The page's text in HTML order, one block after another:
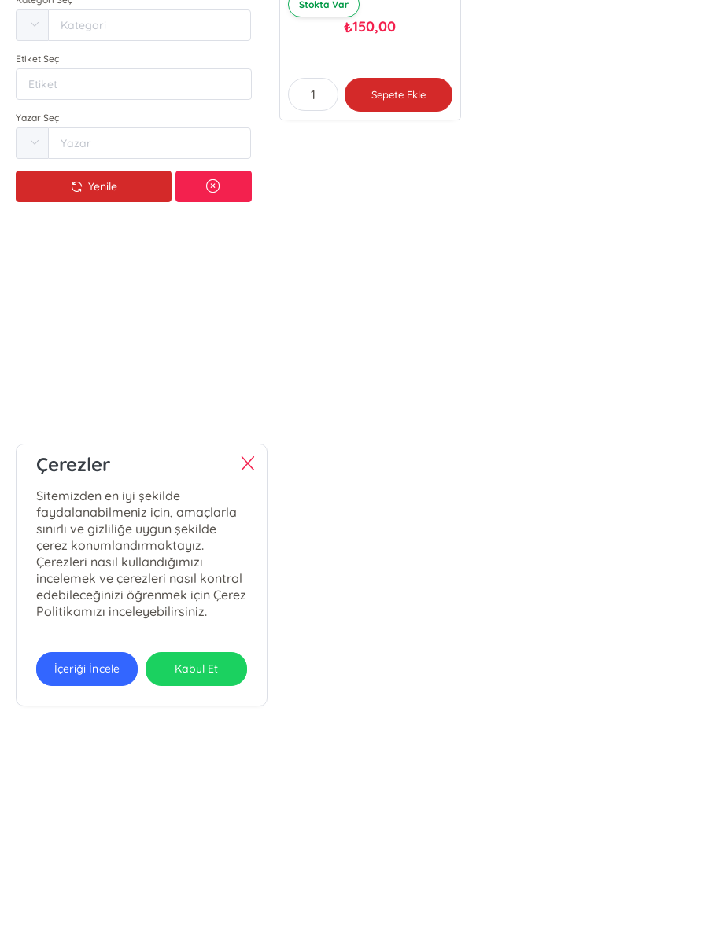
Etiket Seç
Yazar Seç
Yenile
Stokta Var
₺150,00
Sepete Ekle
Çerezler
Sitemizden en iyi şekilde
faydalanabilmeniz için, amaçlarla
sınırlı ve gizliliğe uygun şekilde
çerez konumlandırmaktayız.
Çerezleri nasıl kullandığımızı
incelemek ve çerezleri nasıl kontrol
edebileceğinizi öğrenmek için Çerez
Politikamızı inceleyebilirsiniz.
İçeriği İncele Kabul Et